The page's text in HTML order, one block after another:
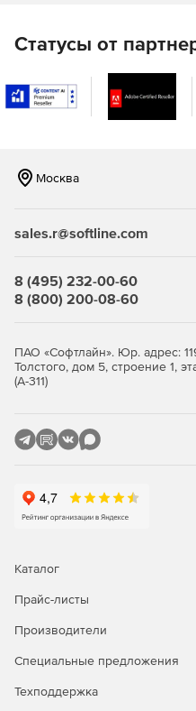
Статусы от
Москва
sales.r@softline.com
8 (495) 232-00-60
8 (800) 200-08-60
ПАО «Софтлайн». Юр. адрес:
Толстого, дом 5, строение 1,
(А-311)
Каталог
Прайс-листы
Производители
Специальные предложения
Техподдержка